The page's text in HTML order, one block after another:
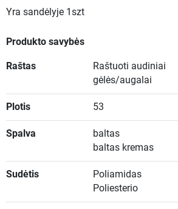
Yra sandėlyje 1szt
Produkto savybės
Raštas
Raštuoti audiniai
gėlės/augalai
Plotis 53
Spalva
baltas
baltas kremas
Sudėtis
Poliamidas
Poliesterio